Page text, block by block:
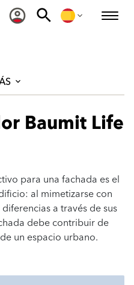
Baumit Life
para una fachada es el
al mimetizarse con
a través de sus
debe contribuir de
un espacio urbano.